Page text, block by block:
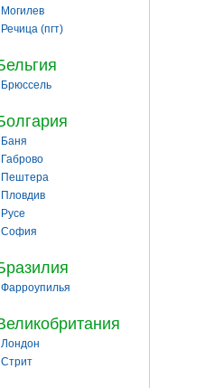
Могилев
Речица (пгт)
Брюссель
Баня
Габрово
Пештера
Пловдив
Русе
София
Фарроупилья
Лондон
Стрит